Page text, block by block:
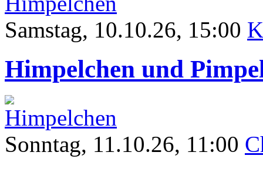
Samstag, 10.10.26, 15:00
Himpelchen und
Sonntag, 11.10.26, 11:00